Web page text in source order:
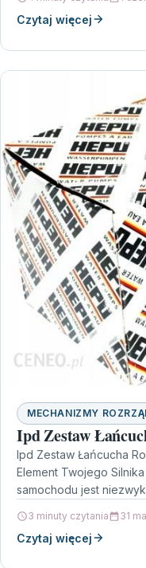
Czytaj więcej
MECHANIZMY
Ipd Zestaw
Ipd Zestaw Łańcucha
Element Twojego
samochodu jest
3 minuty czytania 31
Czytaj więcej